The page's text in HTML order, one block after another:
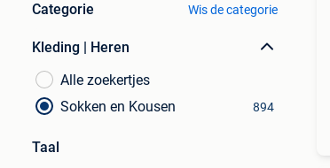
Categorie Wis de categorie
Kleding | Heren
Alle zoekertjes
Sokken en Kousen
894
Taal